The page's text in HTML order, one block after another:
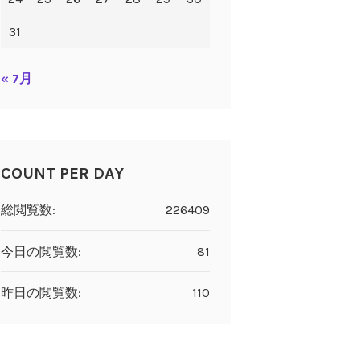
31
« 7月
COUNT PER DAY
226409
総閲覧数:
81
今日の閲覧数:
110
昨日の閲覧数: